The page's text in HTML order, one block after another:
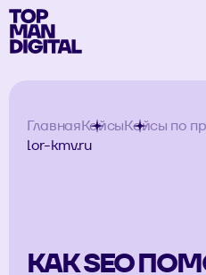
ГлавнаяКейсыКейсы по
lor-kmv.ru
КАК SEO